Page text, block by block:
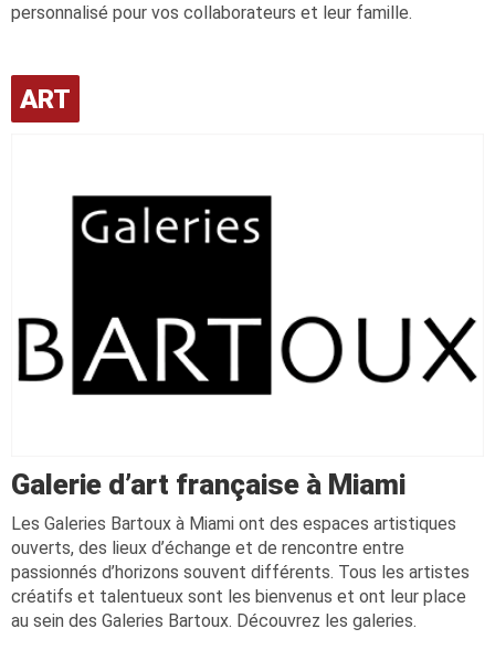
personnalisé pour vos collaborateurs et leur famille.
ART
Galerie d’art française à Miami
Les Galeries Bartoux à Miami ont des espaces artistiques
ouverts, des lieux d’échange et de rencontre entre
passionnés d’horizons souvent différents. Tous les artistes
créatifs et talentueux sont les bienvenus et ont leur place
au sein des Galeries Bartoux. Découvrez les galeries.